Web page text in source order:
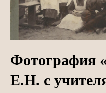
Фотография
Е.Н. с